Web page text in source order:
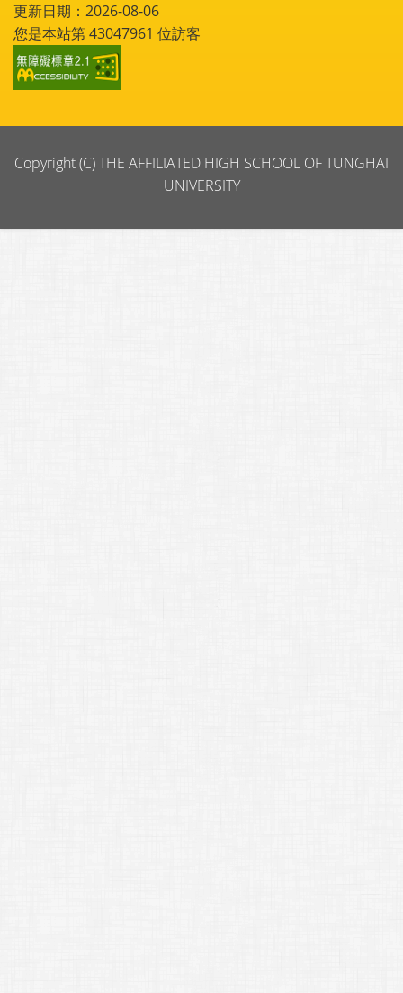
更新日期：2026-08-06
您是本站第43047961 位訪客
Copyright (C) THE AFFILIATED HIGH SCHOOL OF TUNGHAI
UNIVERSITY